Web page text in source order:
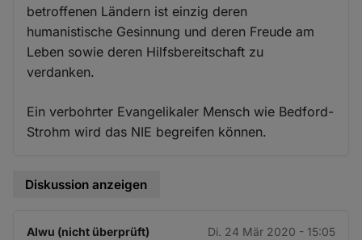
betroffenen Ländern ist einzig deren
humanistische Gesinnung und deren Freude am
Leben sowie deren Hilfsbereitschaft zu
verdanken.
Ein verbohrter Evangelikaler Mensch wie Bedford-
Strohm wird das NIE begreifen können.
Diskussion anzeigen
Alwu (nicht überprüft) Di. 24 Mär 2020 - 15:05